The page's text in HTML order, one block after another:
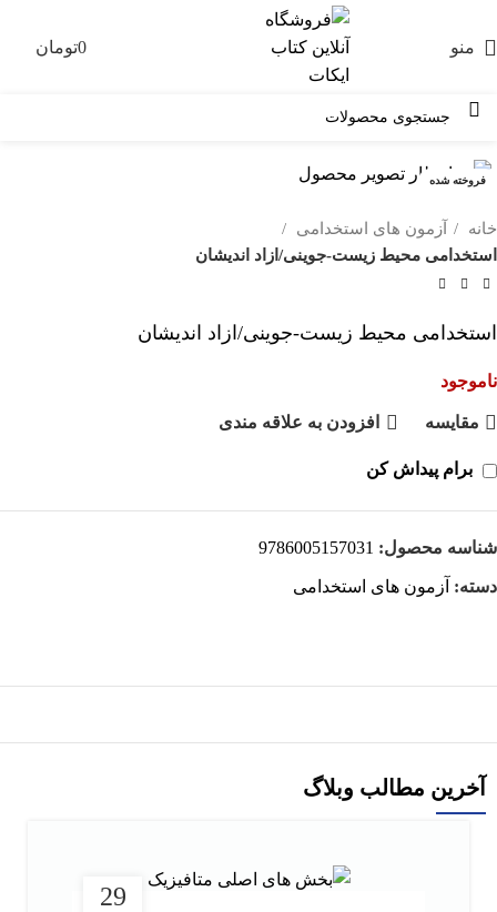
منو 0تومان
فروخته شده
خانه
آزمون های استخدامی
استخدامی محیط زیست-جوینی/ازاد اندیشان
استخدامی محیط زیست-جوینی/ازاد اندیشان
ناموجود
مقايسه افزودن به علاقه مندی
برام پیداش کن
شناسه محصول: 9786005157031
دسته: آزمون های استخدامی
آخرین مطالب وبلاگ
29